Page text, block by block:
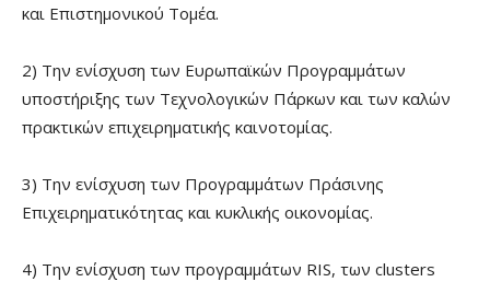
και Επιστημονικού Τομέα.
2) Την ενίσχυση των Ευρωπαϊκών Προγραμμάτων
υποστήριξης των Τεχνολογικών Πάρκων και των καλών
πρακτικών επιχειρηματικής καινοτομίας.
3) Την ενίσχυση των Προγραμμάτων Πράσινης
Επιχειρηματικότητας και κυκλικής οικονομίας.
4) Την ενίσχυση των προγραμμάτων RIS, των clusters